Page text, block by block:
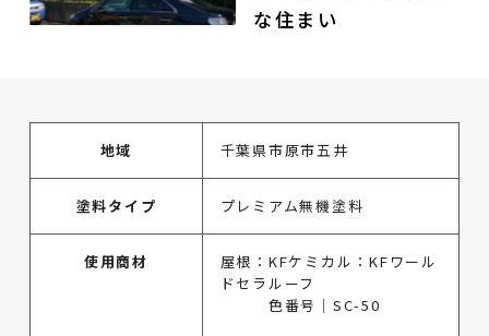
な住まい
地域 千葉県市原市五井
塗料タイプ プレミアム無機塗料
使用商材
屋根：KFケミカル：KFワール
ドセラルーフ
色番号｜SC-50